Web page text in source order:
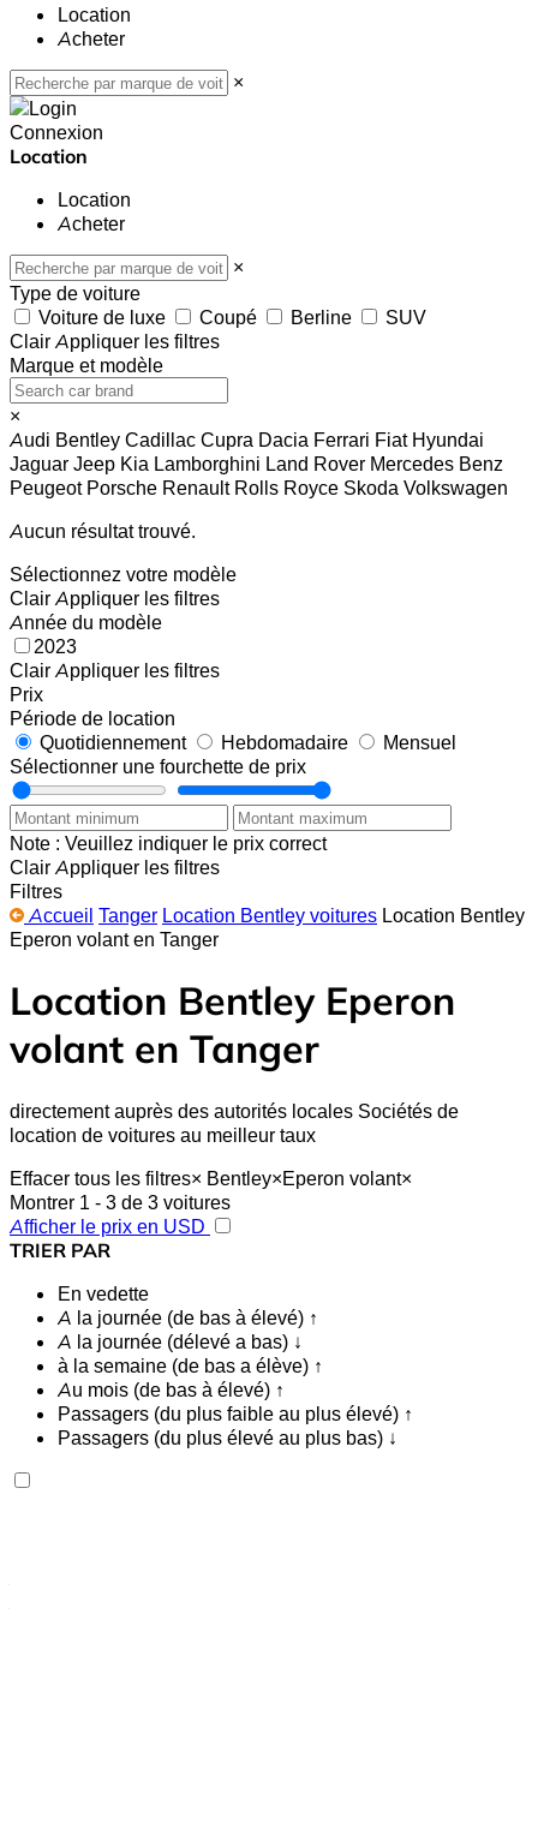
Location
Acheter
×
Connexion
Location
Location
Acheter
×
Type de voiture
Voiture de luxe
Coupé Berline
SUV
Clair Appliquer les filtres
Marque et modèle
×
Audi Bentley Cadillac Cupra Dacia Ferrari Fiat Hyundai
Jaguar Jeep Kia Lamborghini Land Rover Mercedes Benz
Peugeot Porsche Renault Rolls Royce Skoda Volkswagen
Aucun résultat trouvé.
Sélectionnez votre modèle
Clair Appliquer les filtres
Année du modèle
2023
Clair Appliquer les filtres
Prix
Période de location
Quotidiennement
Hebdomadaire
Mensuel
Sélectionner une fourchette de prix
Note : Veuillez indiquer le prix correct
Clair Appliquer les filtres
Filtres
Accueil Tanger Location Bentley voitures Location Bentley
Eperon volant en Tanger
Location Bentley Eperon
volant en Tanger
directement auprès des autorités locales Sociétés de
location de voitures au meilleur taux
Effacer tous les filtres× Bentley×Eperon volant×
Montrer 1 - 3 de 3 voitures
Afficher le prix en USD
TRIER PAR
En vedette
A la journée (de bas à élevé) ↑
A la journée (délevé a bas) ↓
à la semaine (de bas a élève) ↑
Au mois (de bas à élevé) ↑
Passagers (du plus faible au plus élevé) ↑
Passagers (du plus élevé au plus bas) ↓